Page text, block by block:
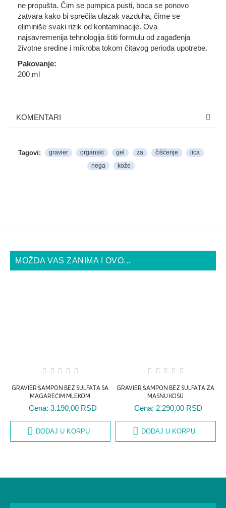
ne propušta. Čim se pumpica pusti, boca se ponovo
zatvara kako bi sprečila ulazak vazduha, čime se
eliminiše svaki rizik od kontaminacije. Ova
najsavremenija tehnologija štiti formulu od zagađenja
životne sredine i mikroba tokom čitavog perioda upotrebe.
Pakovanje:
200 ml
KOMENTARI
Tagovi: gravier organski gel za čišćenje
lica
nega
kože
MOŽDA VAS ZANIMA I OVO...
GRAVIER ŠAMPON BEZ SULFATA SA
MAGAREĆIM MLEKOM
Cena: 3.190,00 RSD
DODAJ U KORPU
GRAVIER ŠAMPON BEZ SULFATA ZA
MASNU KOSU
Cena: 2.290,00 RSD
DODAJ U KORPU